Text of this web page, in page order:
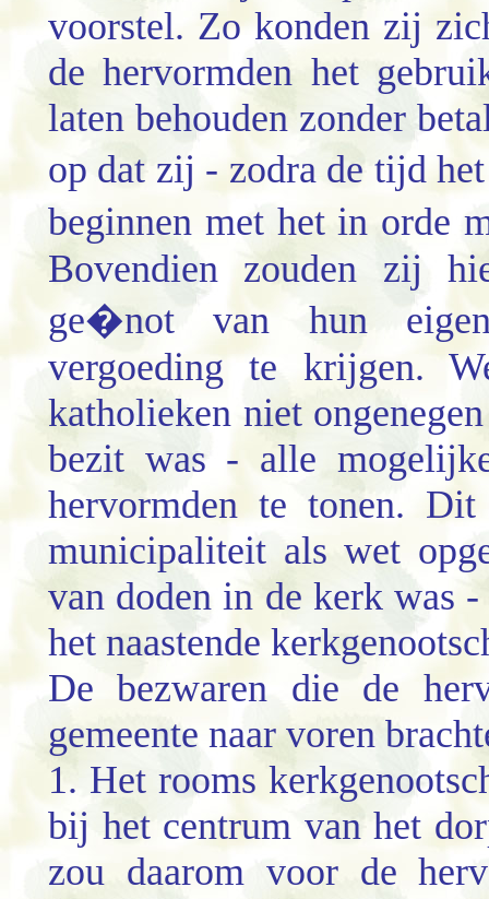
voorstel. Zo konden zij
de hervormden het
laten behouden zonder
op dat zij - zodra de tijd
beginnen met het in orde
Bovendien zouden zij
ge�not van hun
vergoeding te krijgen.
katholieken niet
bezit was - alle
hervormden te tonen.
municipaliteit als wet
van doden in de kerk was
het naastende
De bezwaren die de
gemeente naar voren
1. Het rooms
bij het centrum van het
zou daarom voor de